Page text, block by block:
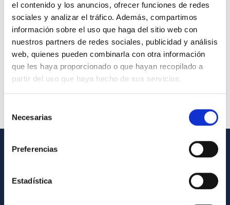
el contenido y los anuncios, ofrecer funciones de redes
sociales y analizar el tráfico. Además, compartimos
información sobre el uso que haga del sitio web con
nuestros partners de redes sociales, publicidad y análisis
web, quienes pueden combinarla con otra información
que les haya proporcionado o que hayan recopilado a
partir del uso que haya hecho de sus servicios.
consentimiento
Necesarias
Preferencias
Estadística
Contact